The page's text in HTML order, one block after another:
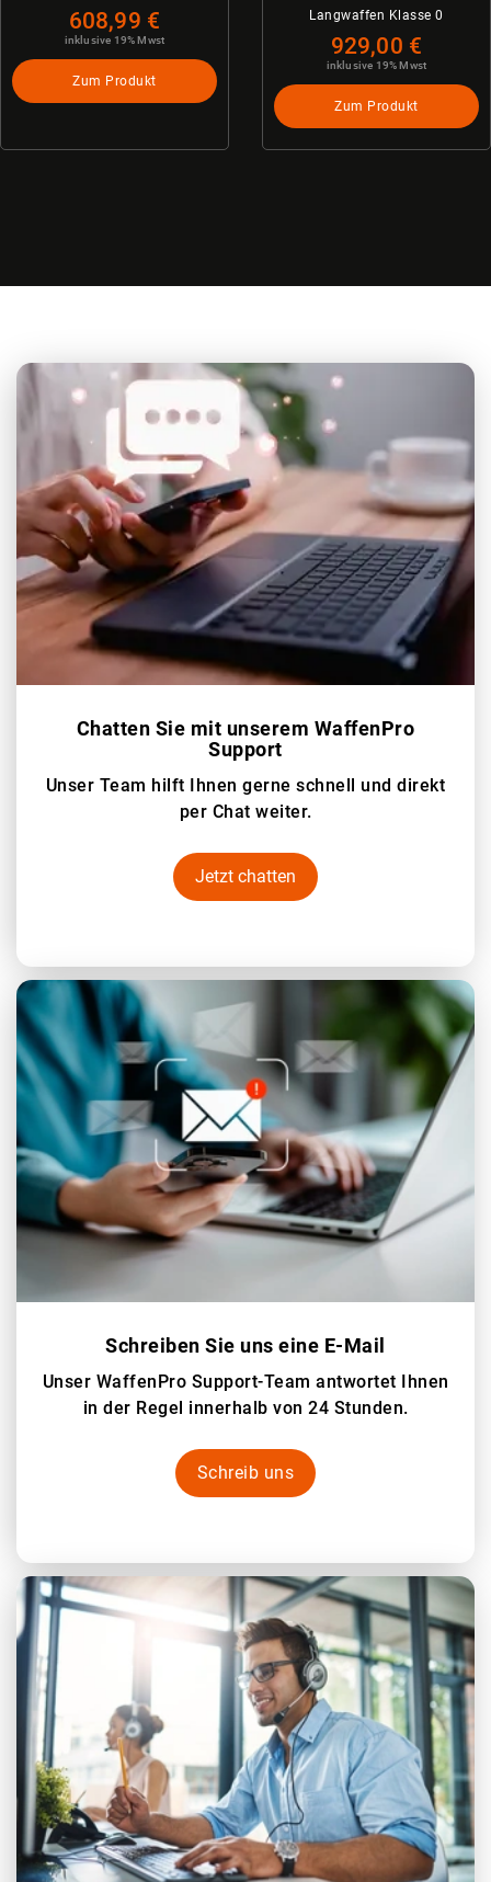
608,99 €
inklusive 19% Mwst
Zum Produkt
Langwaffen Klasse 0
929,00 €
inklusive 19% Mwst
Zum Produkt
Chatten Sie mit unserem WaffenPro
Support
Unser Team hilft Ihnen gerne schnell und direkt
per Chat weiter.
Jetzt chatten
Schreiben Sie uns eine E-Mail
Unser WaffenPro Support-Team antwortet Ihnen
in der Regel innerhalb von 24 Stunden.
Schreib uns